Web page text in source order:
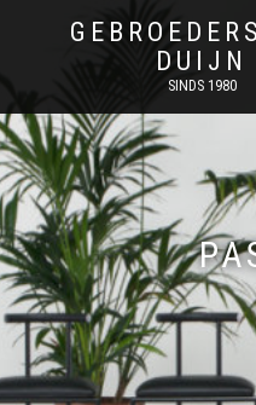
DUIJN
SINDS 1980